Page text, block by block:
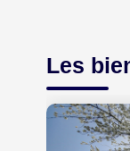
Les